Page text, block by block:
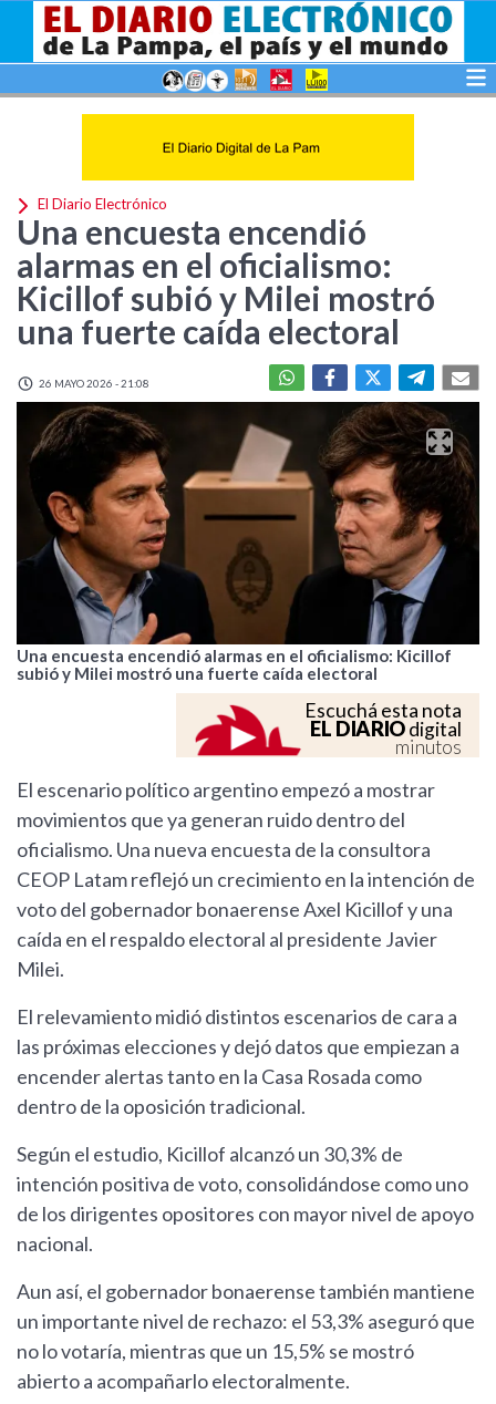
El Diario Electrónico
Una encuesta encendió
alarmas en el oficialismo:
Kicillof subió y Milei mostró
una fuerte caída electoral
26 MAYO 2026 - 21:08
Una encuesta encendió alarmas en el oficialismo: Kicillof
subió y Milei mostró una fuerte caída electoral
Escuchá esta nota
EL DIARIOdigital
minutos
El escenario político argentino empezó a mostrar
movimientos que ya generan ruido dentro del
oficialismo. Una nueva encuesta de la consultora
CEOP Latam reflejó un crecimiento en la intención de
voto del gobernador bonaerense Axel Kicillof y una
caída en el respaldo electoral al presidente Javier
Milei.
El relevamiento midió distintos escenarios de cara a
las próximas elecciones y dejó datos que empiezan a
encender alertas tanto en la Casa Rosada como
dentro de la oposición tradicional.
Según el estudio, Kicillof alcanzó un 30,3% de
intención positiva de voto, consolidándose como uno
de los dirigentes opositores con mayor nivel de apoyo
nacional.
Aun así, el gobernador bonaerense también mantiene
un importante nivel de rechazo: el 53,3% aseguró que
no lo votaría, mientras que un 15,5% se mostró
abierto a acompañarlo electoralmente.